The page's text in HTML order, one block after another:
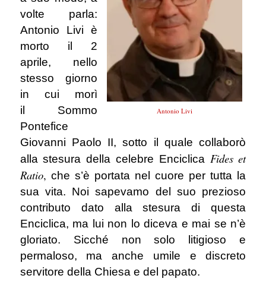
Antonio Livi
volte parla:
Antonio Livi è
morto il 2
aprile, nello
stesso giorno
in cui morì
il Sommo
Pontefice
Giovanni Paolo II, sotto il quale collaborò
alla stesura della celebre Enciclica Fides et
Ratio, che s’è portata nel cuore per tutta la
sua vita. Noi sapevamo del suo prezioso
contributo dato alla stesura di questa
Enciclica, ma lui non lo diceva e mai se n’è
gloriato. Sicché non solo litigioso e
permaloso, ma anche umile e discreto
servitore della Chiesa e del papato.